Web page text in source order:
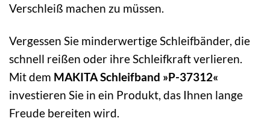
Verschleiß machen zu müssen.
Vergessen Sie minderwertige Schleifbänder, die
schnell reißen oder ihre Schleifkraft verlieren.
Mit dem MAKITA Schleifband »P-37312«
investieren Sie in ein Produkt, das Ihnen lange
Freude bereiten wird.